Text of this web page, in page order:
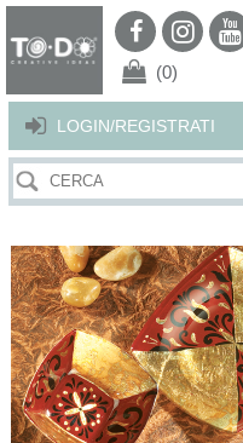
Per offrirti il miglior servizio
Continuando la navigazione nel
LOGIN/REGISTRATI
(0)